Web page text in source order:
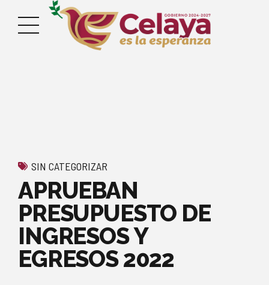
SIN CATEGORIZAR
APRUEBAN
PRESUPUESTO DE
INGRESOS Y
EGRESOS 2022